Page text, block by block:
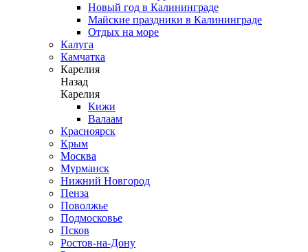
Новый год в Калининграде
Майские праздники в Калининграде
Отдых на море
Калуга
Камчатка
Карелия
Назад
Карелия
Кижи
Валаам
Красноярск
Крым
Москва
Мурманск
Нижний Новгород
Пенза
Поволжье
Подмосковье
Псков
Ростов-на-Дону